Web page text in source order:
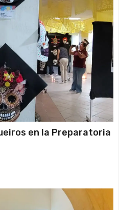
en la Preparatoria